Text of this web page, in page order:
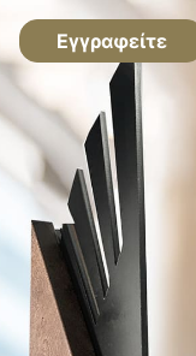
Εγγραφείτε